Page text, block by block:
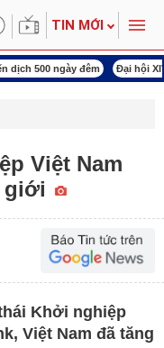
TIN MỚI
Công đoàn Việt Nam
Việt Nam
giới
Khởi nghiệp
Việt Nam đã tăng